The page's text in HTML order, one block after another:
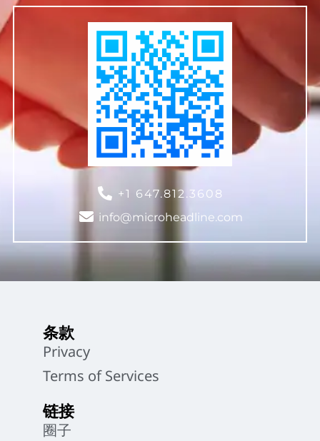
+1 647.812.3608
info@microheadline.com
条款
Privacy
Terms of Services
链接
圈子